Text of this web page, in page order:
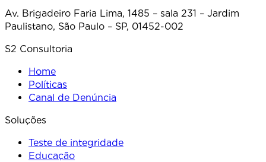
Av. Brigadeiro Faria Lima, 1485 – sala 231 – Jardim
Paulistano, São Paulo – SP, 01452-002
S2 Consultoria
Home
Políticas
Canal de Denúncia
Soluções
Teste de integridade
Educação